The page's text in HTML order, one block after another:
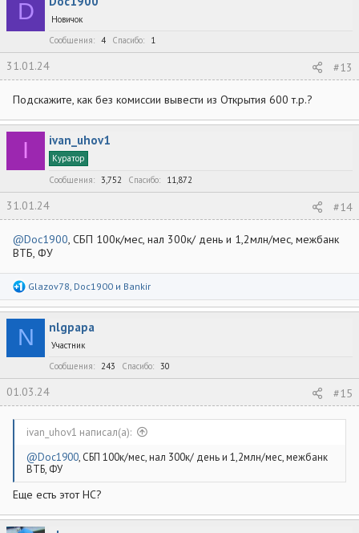
D
Новичок
Сообщения
4 Спасибо 1
31.01.24 #13
Подскажите, как без комиссии вывести из Открытия 600 т.р.?
I ivan_uhov1
Куратор
Сообщения
3,752 Спасибо 11,872
31.01.24 #14
@Doc1900, СБП 100к/мес, нал 300к/ день и 1,2млн/мес, межбанк
ВТБ, ФУ
Р
а
к
ц
и
Glazov78 Doc1900 и Bankir
N nlgpapa
Участник
Сообщения
243 Спасибо 30
01.03.24 #15
ivan_uhov1 написал(а):
@Doc1900, СБП 100к/мес, нал 300к/ день и 1,2млн/мес, межбанк
ВТБ, ФУ
Еще есть этот НС?